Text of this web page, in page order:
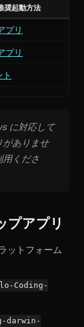
奨起動方法
プリ
プリ
ト
に対応して
ありませ
用くださ
プアプリ
ットフォーム
Coding-
darwin-